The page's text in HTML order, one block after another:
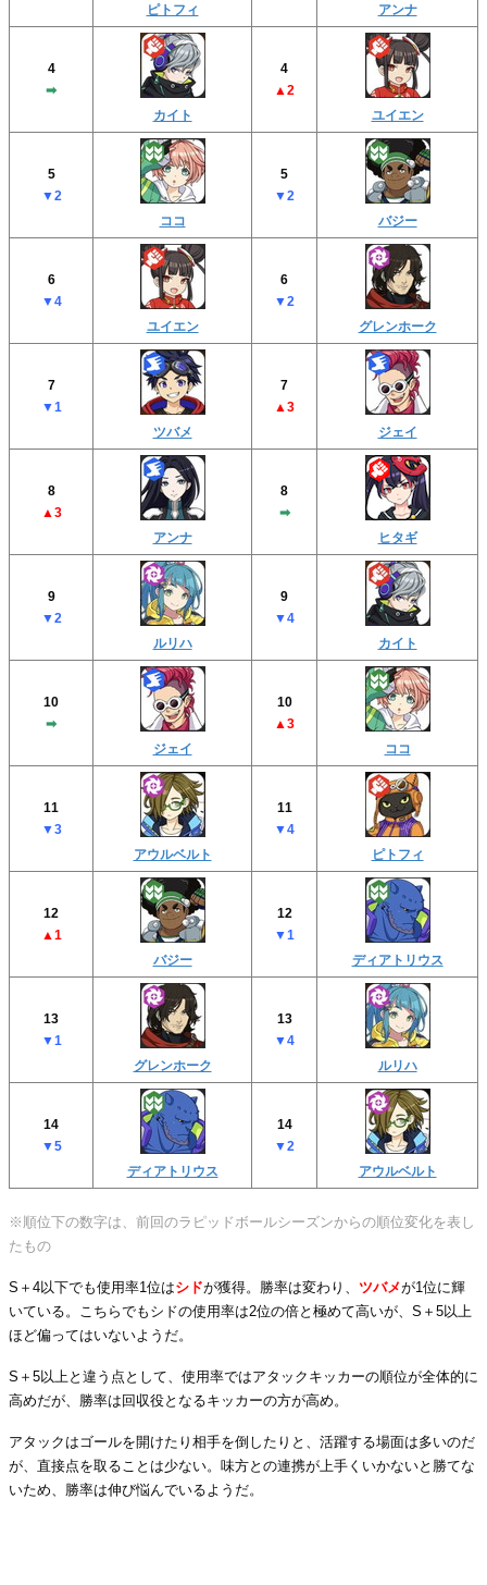
ピトフィ
アンナ
4
➡︎
カイト
4
▲2
ユイエン
5
▼2
ココ
5
▼2
バジー
6
▼4
ユイエン
6
▼2
グレンホーク
7
▼1
ツバメ
7
▲3
ジェイ
8
▲3
アンナ
8
➡︎
ヒタギ
9
▼2
ルリハ
9
▼4
カイト
10
➡︎
ジェイ
10
▲3
ココ
11
▼3
アウルベルト
11
▼4
ピトフィ
12
▲1
バジー
12
▼1
ディアトリウス
13
▼1
グレンホーク
13
▼4
ルリハ
14
▼5
ディアトリウス
14
▼2
アウルベルト
※順位下の数字は、前回のラピッドボールシーズンからの順位変化を表し
たもの
S＋4以下でも使用率1位はシドが獲得。勝率は変わり、 ツバメが1位に輝
いている。こちらでもシドの使用率は2位の倍と極めて高いが、S＋5以上
ほど偏ってはいないようだ。
S＋5以上と違う点として、使用率ではアタックキッカーの順位が全体的に
高めだが、勝率は回収役となるキッカーの方が高め。
アタックはゴールを開けたり相手を倒したりと、活躍する場面は多いのだ
が、直接点を取ることは少ない。味方との連携が上手くいかないと勝てな
いため、勝率は伸び悩んでいるようだ。